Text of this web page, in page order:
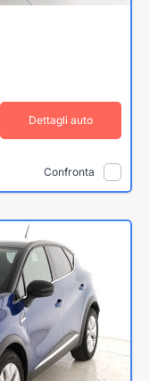
Dettagli auto
Confronta